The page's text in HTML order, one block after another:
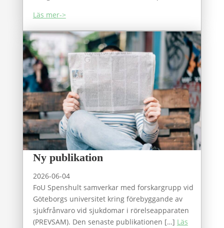
Läs mer->
Ny publikation
2026-06-04
FoU Spenshult samverkar med forskargrupp vid
Göteborgs universitet kring förebyggande av
sjukfrånvaro vid sjukdomar i rörelseapparaten
(PREVSAM). Den senaste publikationen […] Läs